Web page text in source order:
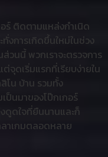
ร์ ติดตามแหล่งกำเนิด
งการเกิดขึ้นใหม่ในช่วง
ส่วนนี้ พวกเราจะตรวจการ
จุดเริ่มแรกที่เรียบง่ายใน
โน บ้าน รวมทั้ง
ป็นมาของโป๊กเกอร์
ดูดใจที่ยืนนานและก็
าเกมตลอดหลาย